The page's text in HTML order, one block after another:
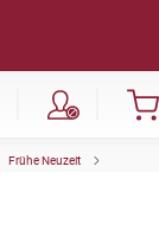
Frühe Neuzeit